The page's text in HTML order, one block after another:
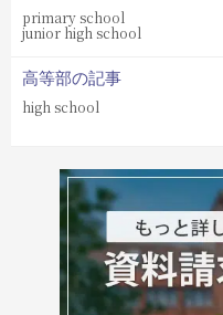
primary school
junior high school
高等部の記事
high school